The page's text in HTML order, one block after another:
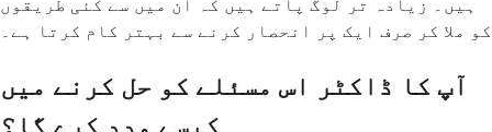
ہیں۔ زیادہ تر لوگ پاتے ہیں کہ ان میں سے کئی طریقوں
کو ملا کر صرف ایک پر انحصار کرنے سے بہتر کام کرتا ہے۔
آپ کا ڈاکٹر اس مسئلے کو حل کرنے میں
کیسے مدد کرے گا؟